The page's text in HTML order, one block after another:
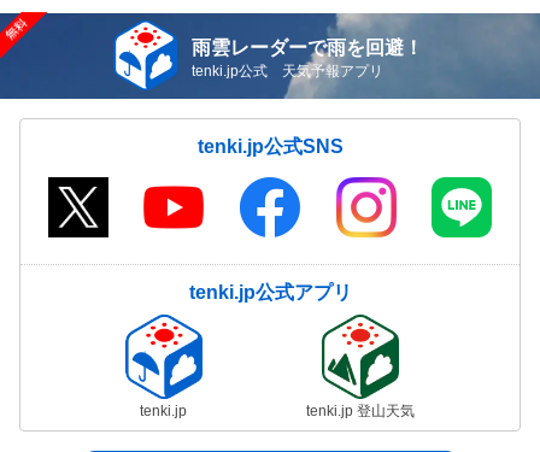
雨雲レーダーで雨を回避！
tenki.jp公式 天気予報アプリ
tenki.jp公式SNS
tenki.jp公式アプリ
tenki.jp tenki.jp 登山天気